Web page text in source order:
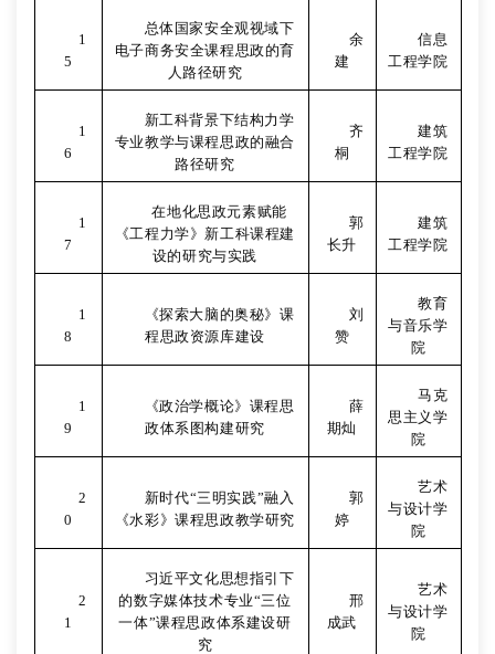
1
5
总体国家安全观视域下
电子商务安全课程思政的育
人路径研究
余
建
信息
工程学院
1
6
新工科背景下结构力学
专业教学与课程思政的融合
路径研究
齐
桐
建筑
工程学院
1
7
在地化思政元素赋能
《工程力学》新工科课程建
设的研究与实践
郭
长升
建筑
工程学院
1
8
《探索大脑的奥秘》课
程思政资源库建设
刘
赞
教育
与音乐学
院
1
9
《政治学概论》课程思
政体系图构建研究
薛
期灿
马克
思主义学
院
2
0
新时代“三明实践”融入
《水彩》课程思政教学研究
郭
婷
艺术
与设计学
院
2
1
习近平文化思想指引下
的数字媒体技术专业“三位
一体”课程思政体系建设研
究
邢
成武
艺术
与设计学
院